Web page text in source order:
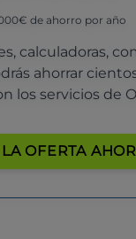
de ahorro por año
calculadoras,
ahorrar
los servicios de
OFERTA